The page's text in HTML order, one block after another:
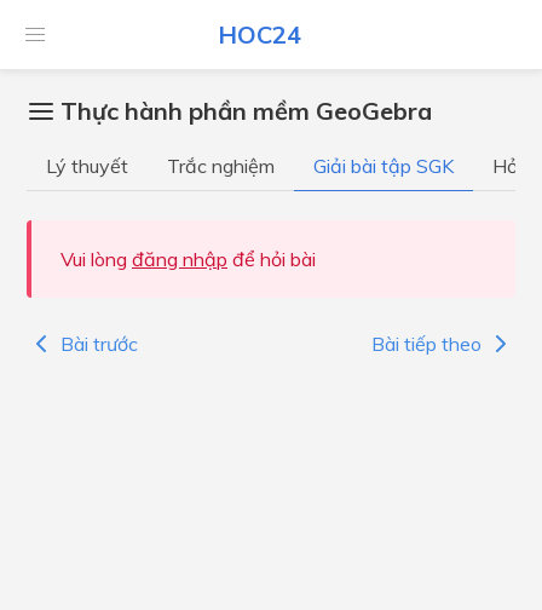
HOC24
Thực hành phần mềm GeoGebra
Lý thuyết Trắc nghiệm Giải bài tập SGK Hỏi
Vui lòng đăng nhập để hỏi bài
Bài trước Bài tiếp theo